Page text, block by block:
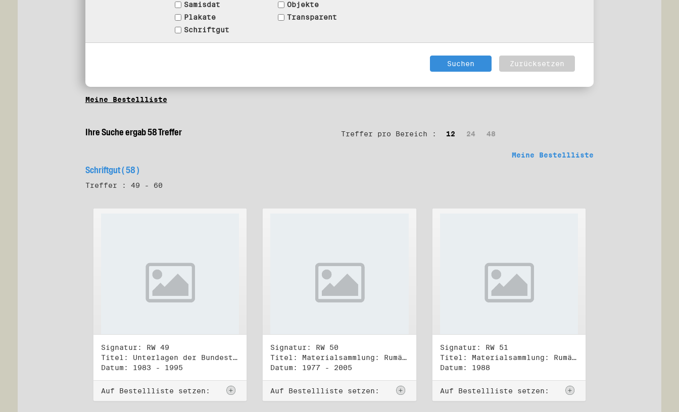
Samisdat
Plakate
Schriftgut
Objekte
Transparent
Meine Bestellliste
Ihre Suche ergab 58 Treffer Treffer pro Bereich : 12 24 48
Meine Bestellliste
Schriftgut ( 58 )
Treffer : 49 - 60
Signatur: RW 49
Titel: Unterlagen der Bundestagsgruppe und -fraktion Bündnis 90/Die Grünen (5)
Datum: 1983 - 1995
Auf Bestellliste setzen:
Signatur: RW 50
Titel: Materialsammlung: Rumänien (1)
Datum: 1977 - 2005
Auf Bestellliste setzen:
Signatur: RW 51
Titel: Materialsammlung: Rumänien (2)
Datum: 1988
Auf Bestellliste setzen: